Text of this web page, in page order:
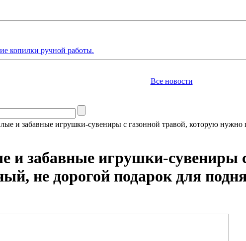
копилки ручной работы.
Все новости
и забавные игрушки-сувениры с газонной травой, которую
и забавные игрушки-сувениры
не дорогой подарок для